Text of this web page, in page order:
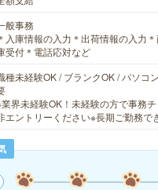
般事務
入庫情報の入力＊出荷情報の入力
受付＊電話応対など
種未経験OK / ブランクOK / パソコ
界未経験OK！未経験の方で事務
エントリーください※長期ご勤務